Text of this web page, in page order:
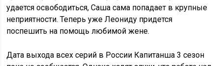
удается освободиться, Саша сама попадает в крупные
неприятности. Теперь уже Леониду придется
поспешить на помощь любимой жене.
Дата выхода всех серий в России Капитанша 3 сезон